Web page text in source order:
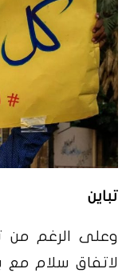
تباين
وعلى الرغم من
لاتفاق سلام مع